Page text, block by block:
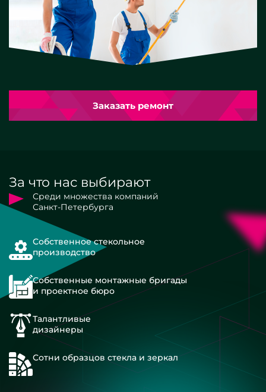
Заказать ремонт
За что нас выбирают
Среди множества компаний
Санкт-Петербурга
Собственное стекольное
производство
Собственные монтажные бригады
и проектное бюро
Талантливые
дизайнеры
Сотни образцов стекла и зеркал